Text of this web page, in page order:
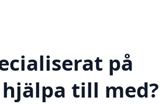
på
till med?